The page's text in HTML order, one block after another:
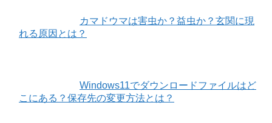
カマドウマは害虫か？益虫か？玄関に現
れる原因とは？
Windows11でダウンロードファイルはど
こにある？保存先の変更方法とは？